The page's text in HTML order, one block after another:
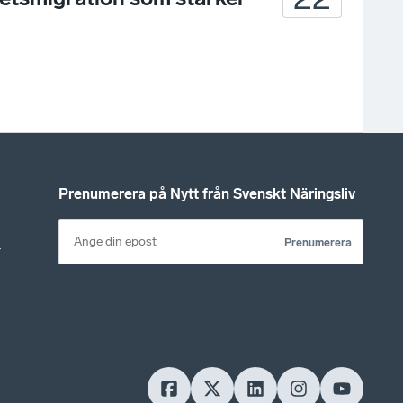
Prenumerera på Nytt från Svenskt Näringsliv
Prenumerera